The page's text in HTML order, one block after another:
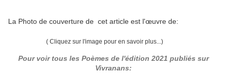
La Photo de couverture de cet article est l'œuvre de:
( Cliquez sur l'image pour en savoir plus...)
Pour voir tous les Poèmes de l'édition 2021 publiés sur
Vivranans: